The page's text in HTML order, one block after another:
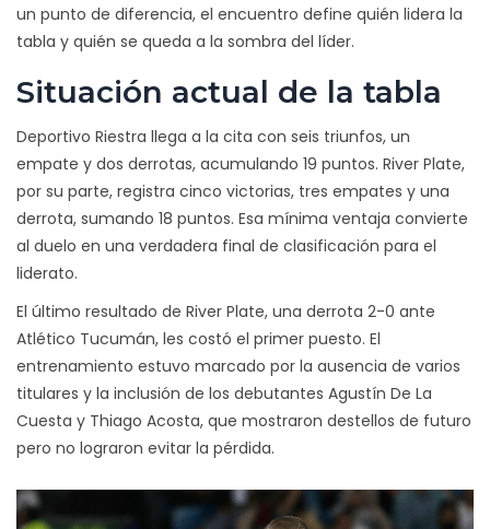
un punto de diferencia, el encuentro define quién lidera la
tabla y quién se queda a la sombra del líder.
Situación actual de la tabla
Deportivo Riestra llega a la cita con seis triunfos, un
empate y dos derrotas, acumulando 19 puntos. River Plate,
por su parte, registra cinco victorias, tres empates y una
derrota, sumando 18 puntos. Esa mínima ventaja convierte
al duelo en una verdadera final de clasificación para el
liderato.
El último resultado de River Plate, una derrota 2-0 ante
Atlético Tucumán, les costó el primer puesto. El
entrenamiento estuvo marcado por la ausencia de varios
titulares y la inclusión de los debutantes Agustín De La
Cuesta y Thiago Acosta, que mostraron destellos de futuro
pero no lograron evitar la pérdida.